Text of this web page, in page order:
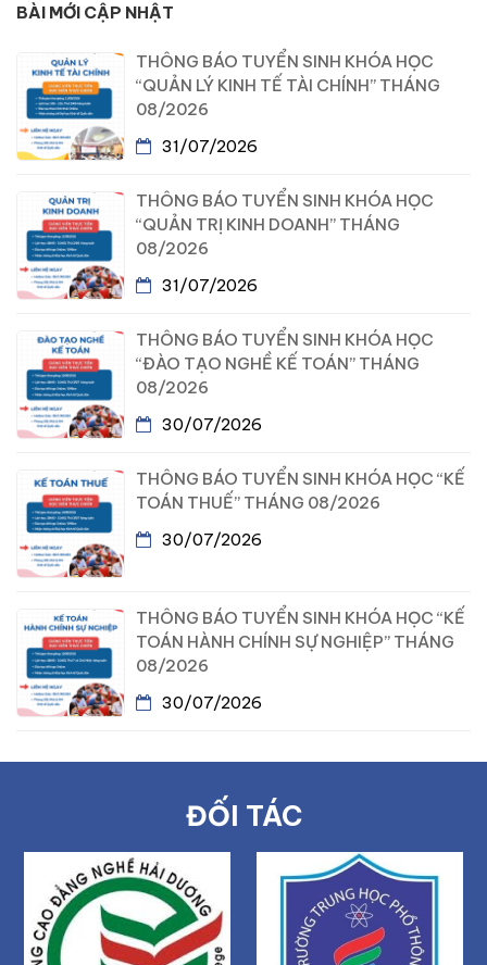
BÀI MỚI CẬP NHẬT
THÔNG BÁO TUYỂN SINH KHÓA HỌC
“QUẢN LÝ KINH TẾ TÀI CHÍNH” THÁNG
08/2026
31/07/2026
THÔNG BÁO TUYỂN SINH KHÓA HỌC
“QUẢN TRỊ KINH DOANH” THÁNG
08/2026
31/07/2026
THÔNG BÁO TUYỂN SINH KHÓA HỌC
“ĐÀO TẠO NGHỀ KẾ TOÁN” THÁNG
08/2026
30/07/2026
THÔNG BÁO TUYỂN SINH KHÓA HỌC “KẾ
TOÁN THUẾ” THÁNG 08/2026
30/07/2026
THÔNG BÁO TUYỂN SINH KHÓA HỌC “KẾ
TOÁN HÀNH CHÍNH SỰ NGHIỆP” THÁNG
08/2026
30/07/2026
ĐỐI TÁC